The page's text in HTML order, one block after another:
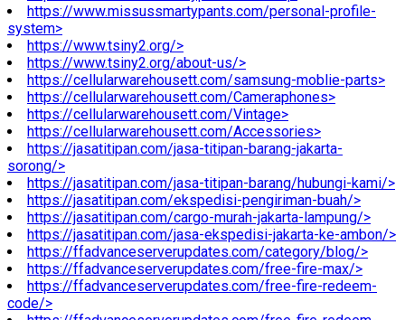
https://www.missussmartypants.com/personal-profile-
system>
https://www.tsiny2.org/>
https://www.tsiny2.org/about-us/>
https://cellularwarehousett.com/samsung-moblie-parts>
https://cellularwarehousett.com/Cameraphones>
https://cellularwarehousett.com/Vintage>
https://cellularwarehousett.com/Accessories>
https://jasatitipan.com/jasa-titipan-barang-jakarta-
sorong/>
https://jasatitipan.com/jasa-titipan-barang/hubungi-kami/>
https://jasatitipan.com/ekspedisi-pengiriman-buah/>
https://jasatitipan.com/cargo-murah-jakarta-lampung/>
https://jasatitipan.com/jasa-ekspedisi-jakarta-ke-ambon/>
https://ffadvanceserverupdates.com/category/blog/>
https://ffadvanceserverupdates.com/free-fire-max/>
https://ffadvanceserverupdates.com/free-fire-redeem-
code/>